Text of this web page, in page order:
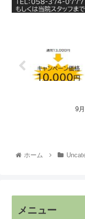
9
ホーム
メニュー